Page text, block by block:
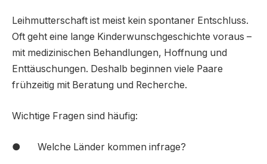
Leihmutterschaft ist meist kein spontaner Entschluss.
Oft geht eine lange Kinderwunschgeschichte voraus –
mit medizinischen Behandlungen, Hoffnung und
Enttäuschungen. Deshalb beginnen viele Paare
frühzeitig mit Beratung und Recherche.
Wichtige Fragen sind häufig:
● Welche Länder kommen infrage?